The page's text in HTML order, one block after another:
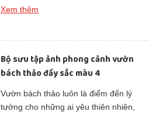
tìm kiếm không gian xanh để thư giãn.
cảm hứng cho lối sống xanh và hòa
hợp với […]
Xem thêm
Bộ sưu tập ảnh phong cảnh vườn
bách thảo đầy sắc màu 4
Vườn bách thảo luôn là điểm đến lý
tưởng cho những ai yêu thiên nhiên,